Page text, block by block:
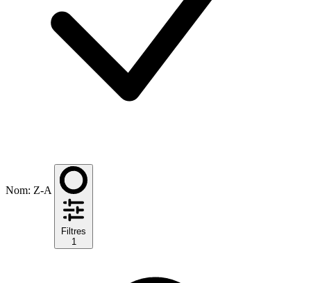
Nom: Z-A
Filtres
1